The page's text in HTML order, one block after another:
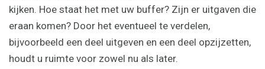
kijken. Hoe staat het met uw buffer? Zijn er uitgaven die
eraan komen? Door het eventueel te verdelen,
bijvoorbeeld een deel uitgeven en een deel opzijzetten,
houdt u ruimte voor zowel nu als later.